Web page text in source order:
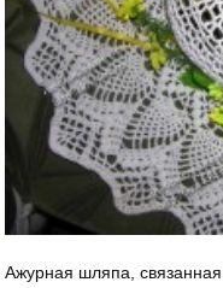
Ажурная шляпа,